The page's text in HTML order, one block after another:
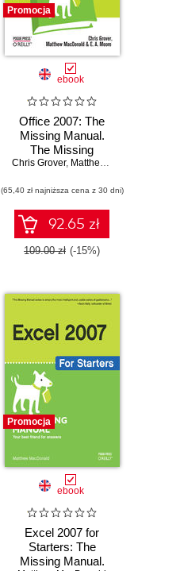
Promocja
ebook
Office 2007: The
Missing Manual.
The Missing
Manual
Chris Grover, Matthew MacDonald
(65,40 zł najniższa cena z 30 dni)
92.65 zł
109.00 zł (-15%)
Promocja
ebook
Excel 2007 for
Starters: The
Missing Manual.